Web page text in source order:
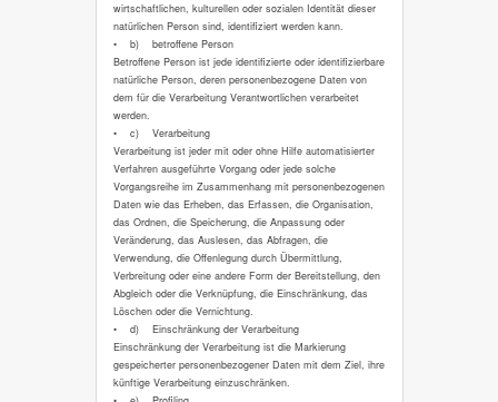
wirtschaftlichen, kulturellen oder sozialen Identität dieser
natürlichen Person sind, identifiziert werden kann.
• b) betroffene Person
Betroffene Person ist jede identifizierte oder identifizierbare
natürliche Person, deren personenbezogene Daten von
dem für die Verarbeitung Verantwortlichen verarbeitet
werden.
• c) Verarbeitung
Verarbeitung ist jeder mit oder ohne Hilfe automatisierter
Verfahren ausgeführte Vorgang oder jede solche
Vorgangsreihe im Zusammenhang mit personenbezogenen
Daten wie das Erheben, das Erfassen, die Organisation,
das Ordnen, die Speicherung, die Anpassung oder
Veränderung, das Auslesen, das Abfragen, die
Verwendung, die Offenlegung durch Übermittlung,
Verbreitung oder eine andere Form der Bereitstellung, den
Abgleich oder die Verknüpfung, die Einschränkung, das
Löschen oder die Vernichtung.
• d) Einschränkung der Verarbeitung
Einschränkung der Verarbeitung ist die Markierung
gespeicherter personenbezogener Daten mit dem Ziel, ihre
künftige Verarbeitung einzuschränken.